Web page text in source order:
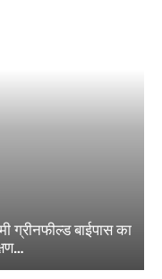
ग्रीनफील्ड बाईपास का